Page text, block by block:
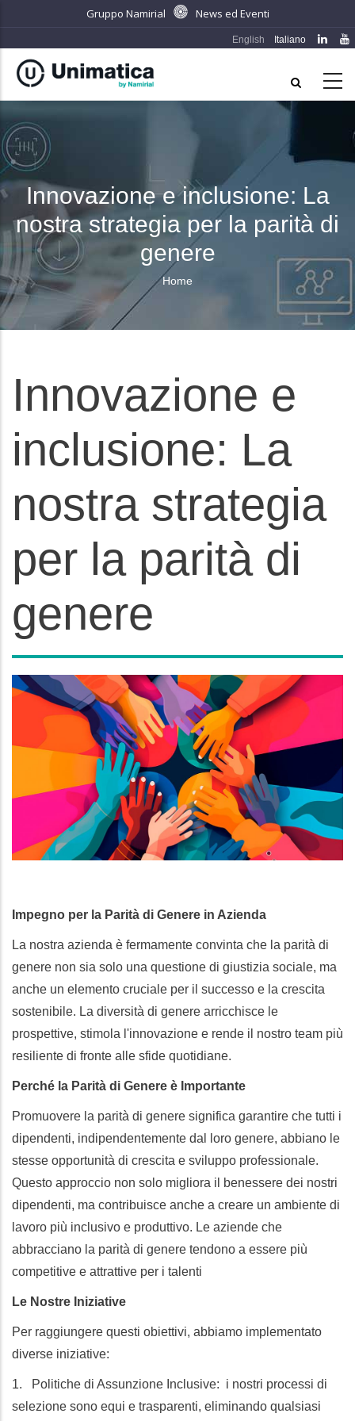
principale
Gruppo Namirial News ed Eventi
Italiano
English
Innovazione e inclusione: La
nostra strategia per la parità di
genere
Briciole
Home
Innovazione e
inclusione: La
nostra strategia
per la parità di
genere
Impegno per la Parità di Genere in Azienda
La nostra azienda è fermamente convinta che la parità di
genere non sia solo una questione di giustizia sociale, ma
anche un elemento cruciale per il successo e la crescita
sostenibile. La diversità di genere arricchisce le
prospettive, stimola l'innovazione e rende il nostro team più
resiliente di fronte alle sfide quotidiane.
Perché la Parità di Genere è Importante
Promuovere la parità di genere significa garantire che tutti i
dipendenti, indipendentemente dal loro genere, abbiano le
stesse opportunità di crescita e sviluppo professionale.
Questo approccio non solo migliora il benessere dei nostri
dipendenti, ma contribuisce anche a creare un ambiente di
lavoro più inclusivo e produttivo. Le aziende che
abbracciano la parità di genere tendono a essere più
competitive e attrattive per i talenti
Le Nostre Iniziative
Per raggiungere questi obiettivi, abbiamo implementato
diverse iniziative:
1. Politiche di Assunzione Inclusive: i nostri processi di
selezione sono equi e trasparenti, eliminando qualsiasi